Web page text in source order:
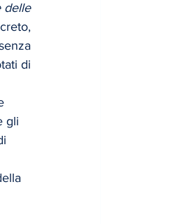
delle
di
gli